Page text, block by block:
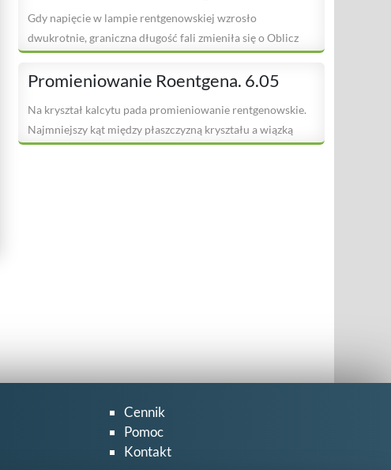
Gdy napięcie w lampie rentgenowskiej wzrosło
dwukrotnie, graniczna długość fali zmieniła się o Oblicz
początkową
Promieniowanie Roentgena. 6.05
Na kryształ kalcytu pada promieniowanie rentgenowskie.
Najmniejszy kąt między płaszczyzną kryształu a wiązką
Cennik
Pomoc
Kontakt